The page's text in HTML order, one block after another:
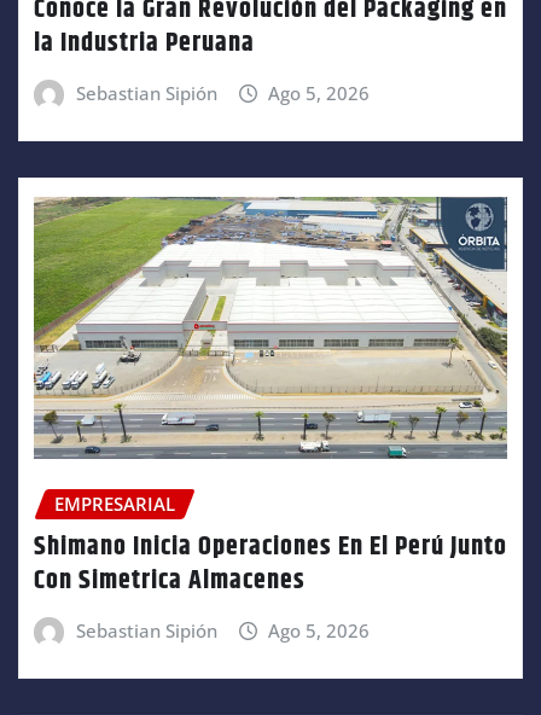
Conoce la Gran Revolución del Packaging en
la Industria Peruana
Sebastian Sipión Ago 5, 2026
EMPRESARIAL
Shimano Inicia Operaciones En El Perú Junto
Con Simetrica Almacenes
Sebastian Sipión Ago 5, 2026